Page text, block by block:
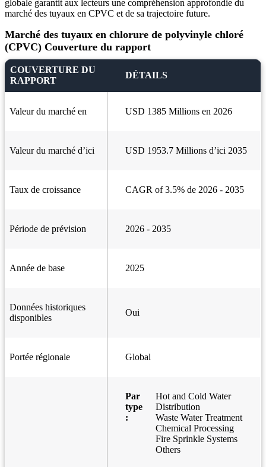
globale garantit aux lecteurs une compréhension approfondie du
marché des tuyaux en CPVC et de sa trajectoire future.
Marché des tuyaux en chlorure de polyvinyle chloré
(CPVC) Couverture du rapport
COUVERTURE DU
RAPPORT
DÉTAILS
Valeur du marché en USD 1385 Millions en 2026
Valeur du marché d’ici USD 1953.7 Millions d’ici 2035
Taux de croissance CAGR of 3.5% de 2026 - 2035
Période de prévision 2026 - 2035
Année de base 2025
Données historiques
disponibles
Oui
Portée régionale Global
Par
type
:
Hot and Cold Water
Distribution
Waste Water Treatment
Chemical Processing
Fire Sprinkle Systems
Others